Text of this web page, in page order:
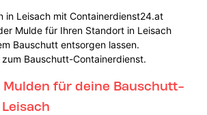
in Leisach mit Containerdienst24.at
Mulde für Ihren Standort in Leisach
Bauschutt entsorgen lassen.
Bauschutt-Containerdienst.
für deine Bauschutt-